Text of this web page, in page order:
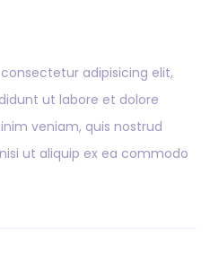
adipisicing elit,
ut labore et dolore
veniam, quis nostrud
ut aliquip ex ea commodo